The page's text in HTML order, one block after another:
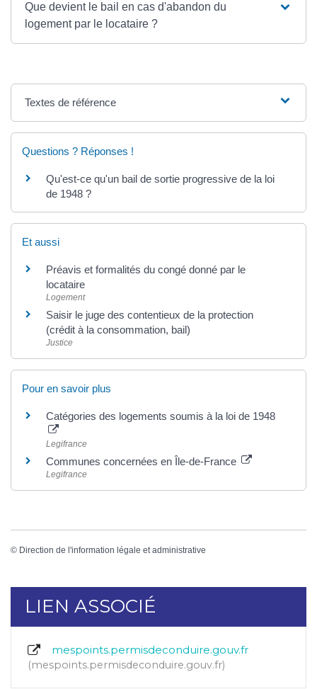
Que devient le bail en cas d'abandon du
logement par le locataire ?
Textes de référence
Questions ? Réponses !
Qu'est-ce qu'un bail de sortie progressive de la loi
de 1948 ?
Et aussi
Préavis et formalités du congé donné par le
locataire
Logement
Saisir le juge des contentieux de la protection
(crédit à la consommation, bail)
Justice
Pour en savoir plus
Catégories des logements soumis à la loi de 1948
Legifrance
Communes concernées en Île-de-France
Legifrance
© Direction de l'information légale et administrative
LIEN ASSOCIÉ
mespoints.permisdeconduire.gouv.fr
mespoints.permisdeconduire.gouv.fr